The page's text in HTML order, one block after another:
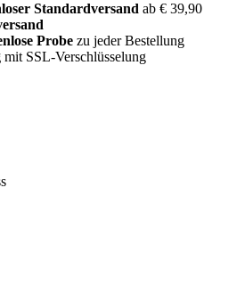
Standardversand ab € 39,90
Probe zu jeder Bestellung
mit SSL-Verschlüsselung